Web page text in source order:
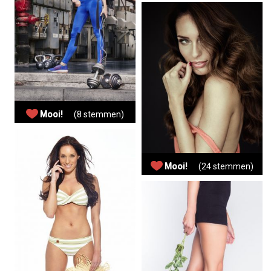
Mooi! (8 stemmen)
Mooi! (24 stemmen)